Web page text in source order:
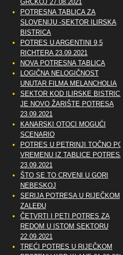
GRČKOJ 27.08.2021
POTRESNA TABLICA ZA
SLOVENIJU -SEKTOR ILIRSKA
BISTRICA
POTRES U ARGENTINI 9,5
RICHTERA 23.09.2021
NOVA POTRESNA TABLICA
LOGIČNA NELOGIČNOST
UNUTAR FILMA MELANCHOLIA
SEKTOR KOD ILIRSKE BISTRICE
JE NOVO ŽARIŠTE POTRESA
23.09.2021
KANARSKI OTOCI MOGUĆI
SCENARIO
POTRES U PETRINJI TOČNO PO
VREMENU IZ TABLICE POTRESA
23.09.2021
ŠTO SE TO CRVENI U GORI
NEBESKOJ
SERIJA POTRESA U RIJEČKOM
ZALEĐU
ČETVRTI I PETI POTRES ZA
REDOM U ISTOM SEKTORU
22.09.2021
TREĆI POTRES U RIJEČKOM